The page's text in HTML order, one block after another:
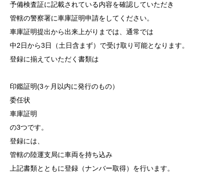
予備検査証に記載されている内容を確認していただき
管轄の警察署に車庫証明申請をしてください。
車庫証明提出から出来上がりまでは、通常では
中2日から3日（土日含まず）で受け取り可能となります。
登録に揃えていただく書類は
印鑑証明(3ヶ月以内に発行のもの）
委任状
車庫証明
の3つです。
登録には、
管轄の陸運支局に車両を持ち込み
上記書類とともに登録（ナンバー取得）を行います。